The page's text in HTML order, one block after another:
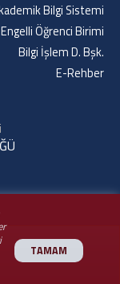
TAMAM
Bilgi Sistemi
Engelli Öğrenci Birimi
Bilgi İşlem D. Bşk.
E-Rehber